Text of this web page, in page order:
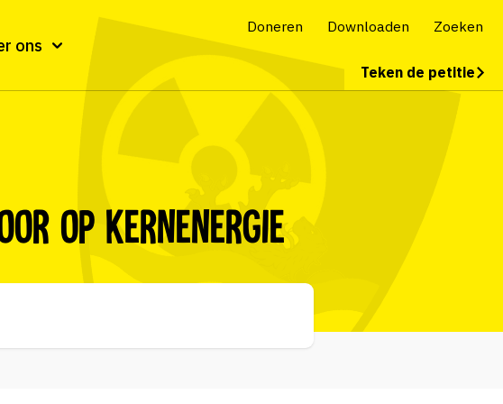
ons
Doneren Downloaden Zoeken
Teken de petitie
op kernenergie